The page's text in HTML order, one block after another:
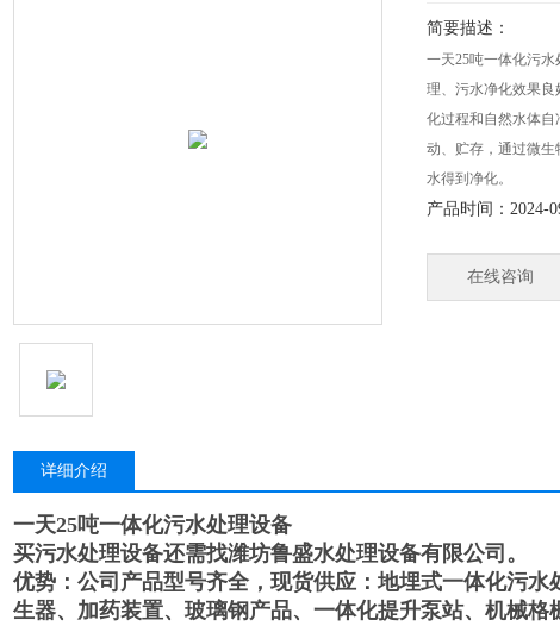
简要描述：
一天25吨一体化污
理、污水净化效果
化过程和自然水体
动、贮存，通过微
水得到净化。
产品时间：2024-
在线咨询
详细介绍
一天25吨一体化污水处理设备
买污水处理设备还需找潍坊鲁盛水处理设备有限公司。
优势：公司产品型号齐全，现货供应：地埋式一体化污
生器、加药装置、玻璃钢产品、一体化提升泵站、机械